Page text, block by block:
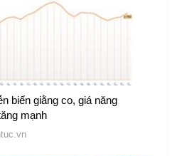
biến giằng co, giá năng
mạnh